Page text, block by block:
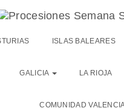
ISLAS BALEARES
GALICIA LA RIOJA
COMUNIDAD
provincia de